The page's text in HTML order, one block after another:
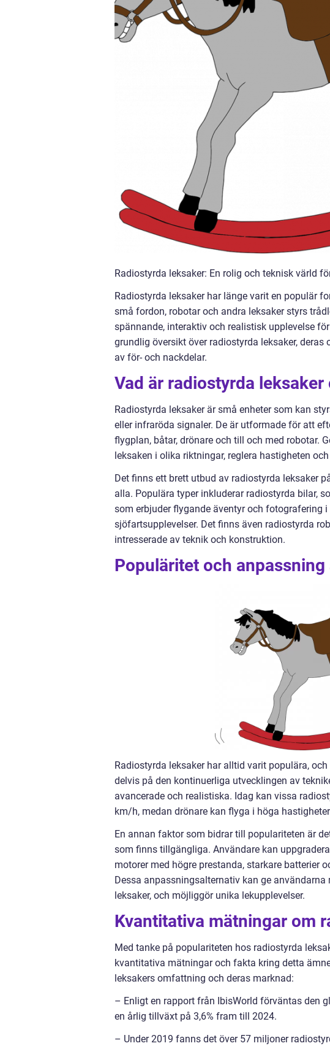
Radiostyrda leksaker: En rolig och teknisk värld
Radiostyrda leksaker har länge varit en populär
små fordon, robotar och andra leksaker styrs
spännande, interaktiv och realistisk upplevelse
grundlig översikt över radiostyrda leksaker,
av för- och nackdelar.
Vad är radiostyrda
Radiostyrda leksaker är små enheter som kan
eller infraröda signaler. De är utformade för att
flygplan, båtar, drönare och till och med robotar.
leksaken i olika riktningar, reglera hastigheten
Det finns ett brett utbud av radiostyrda leksaker
alla. Populära typer inkluderar radiostyrda bilar,
som erbjuder flygande äventyr och fotografering
sjöfartsupplevelser. Det finns även radiostyrda
intresserade av teknik och konstruktion.
Populäritet och
Radiostyrda leksaker har alltid varit populära,
delvis på den kontinuerliga utvecklingen av
avancerade och realistiska. Idag kan vissa
km/h, medan drönare kan flyga i höga
En annan faktor som bidrar till populariteten är
som finns tillgängliga. Användare kan
motorer med högre prestanda, starkare batterier
Dessa anpassningsalternativ kan ge
leksaker, och möjliggör unika lekupplevelser.
Kvantitativa mätningar om
Med tanke på populariteten hos radiostyrda
kvantitativa mätningar och fakta kring detta
leksakers omfattning och deras marknad:
– Enligt en rapport från IbisWorld förväntas den
en årlig tillväxt på 3,6% fram till 2024.
– Under 2019 fanns det över 57 miljoner